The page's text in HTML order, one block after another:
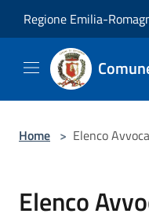
Regione Emilia-
Home > Elenco
Elenco